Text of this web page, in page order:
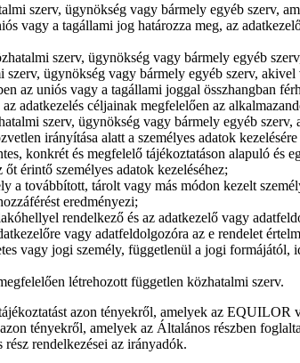
szerv, ügynökség vagy bármely egyéb szerv,
vagy a tagállami jog határozza meg, az
szerv, ügynökség vagy bármely egyéb
szerv, ügynökség vagy bármely egyéb szerv,
az uniós vagy a tagállami joggal összhangban
adatkezelés céljainak megfelelően az
szerv, ügynökség vagy bármely egyéb
irányítása alatt a személyes adatok
konkrét és megfelelő tájékoztatáson alapuló
érintő személyes adatok kezeléséhez;
a továbbított, tárolt vagy más módon kezelt
eredményezi;
rendelkező és az adatkezelő vagy
vagy adatfeldolgozóra az e rendelet
vagy jogi személy, függetlenül a jogi formájától,
létrehozott független közhatalmi szerv.
azon tényekről, amelyek az EQUILOR
tényekről, amelyek az Általános részben
rendelkezései az irányadók.